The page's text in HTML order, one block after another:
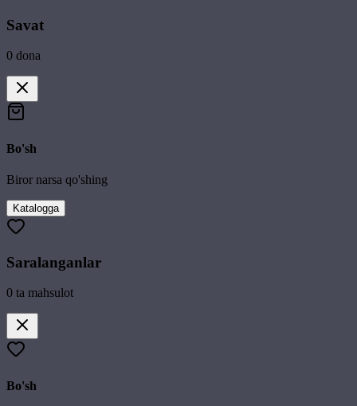
Savat
0 dona
Bo'sh
Biror narsa qo'shing
Katalogga
Saralanganlar
0 ta mahsulot
Bo'sh